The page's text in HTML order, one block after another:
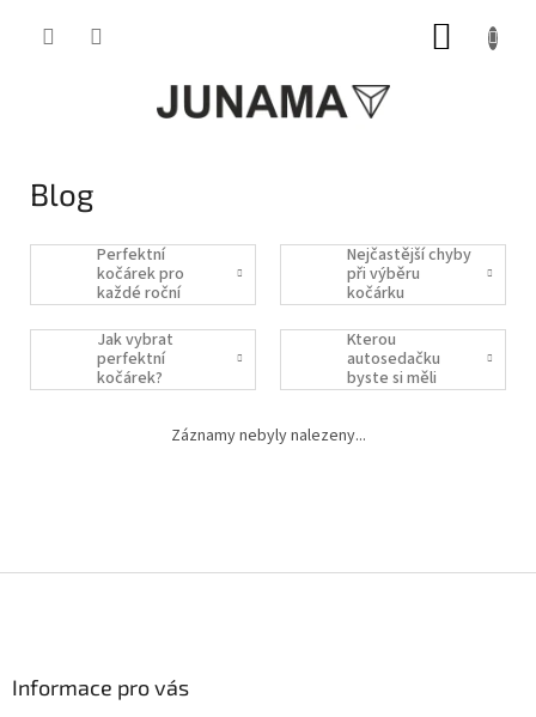
Blog
Perfektní
kočárek pro
každé roční
období
Nejčastější chyby
při výběru
kočárku
Jak vybrat
perfektní
kočárek?
Kterou
autosedačku
byste si měli
vybrat?
Záznamy nebyly nalezeny...
Informace pro vás